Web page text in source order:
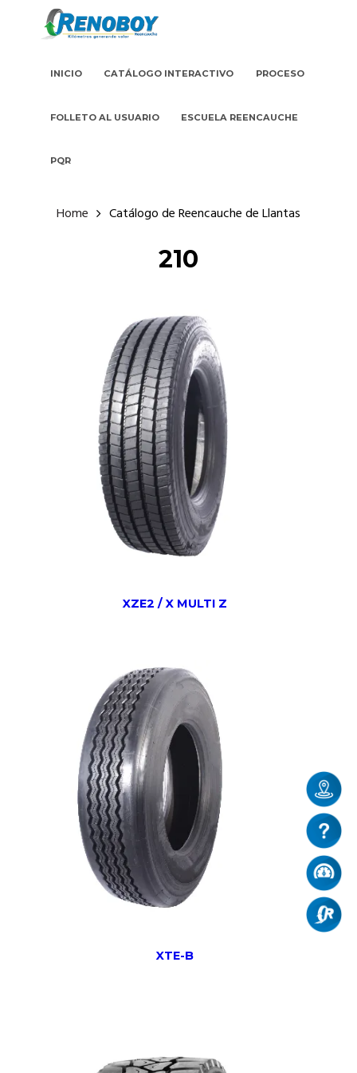
INICIO CATÁLOGO INTERACTIVO PROCESO
FOLLETO AL USUARIO ESCUELA REENCAUCHE
PQR
Home Catálogo de Reencauche de Llantas
210
XZE2 / X MULTI Z
XTE-B